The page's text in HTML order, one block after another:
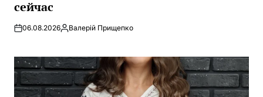
сейчас
06.08.2026Запись
Валерій Прищепко